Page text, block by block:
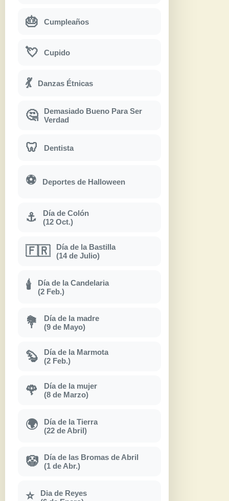
🎂 Cumpleaños
💘 Cupido
💃 Danzas Étnicas
🤔
Demasiado Bueno Para Ser
Verdad
🦷 Dentista
⚽ Deportes de Halloween
⚓
Día de Colón
(12 Oct.)
🇫🇷
Día de la Bastilla
(14 de Julio)
🕯
Día de la Candelaria
(2 Feb.)
💐
Día de la madre
(9 de Mayo)
🦫
Día de la Marmota
(2 Feb.)
🌹
Día de la mujer
(8 de Marzo)
🌍
Día de la Tierra
(22 de Abril)
🤡
Día de las Bromas de Abril
(1 de Abr.)
⭐
Dia de Reyes